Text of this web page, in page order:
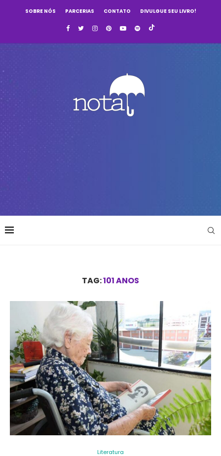
SOBRE NÓS PARCERIAS CONTATO DIVULGUE SEU LIVRO!
TAG:101 ANOS
Literatura